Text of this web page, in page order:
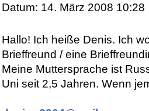
Datum: 14. März 2008 10:28
Hallo! Ich heiße Denis. Ich
Brieffreund / eine
Meine Muttersprache ist
Uni seit 2,5 Jahren. Wenn